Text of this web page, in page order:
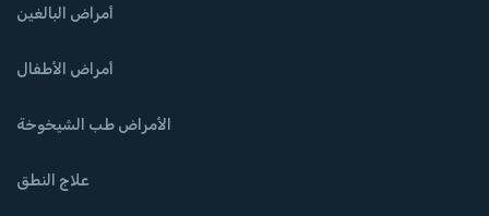
أمراض البالغين
أمراض الأطفال
الأمراض طب الشيخوخة
علاج النطق